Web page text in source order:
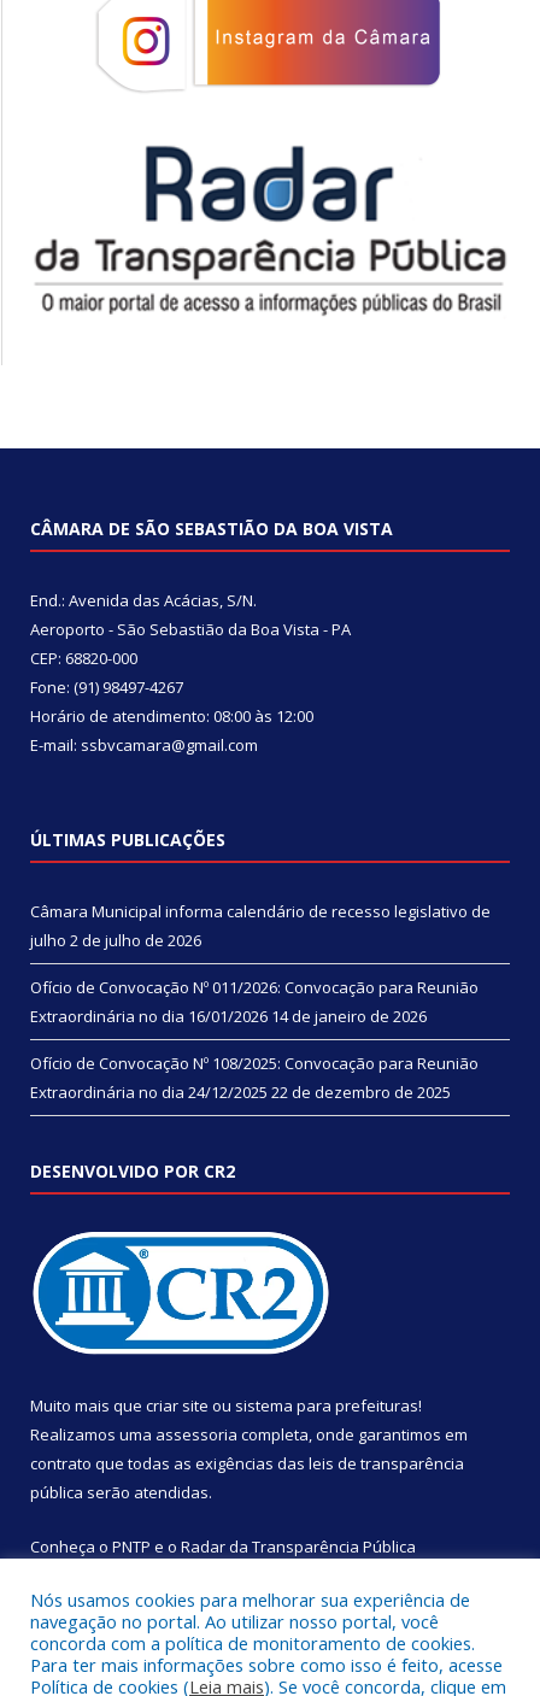
CÂMARA DE SÃO SEBASTIÃO DA BOA VISTA
End.: Avenida das Acácias, S/N.
Aeroporto - São Sebastião da Boa Vista - PA
CEP: 68820-000
Fone: (91) 98497-4267
Horário de atendimento: 08:00 às 12:00
E-mail: ssbvcamara@gmail.com
ÚLTIMAS PUBLICAÇÕES
Câmara Municipal informa calendário de recesso legislativo de
julho 2 de julho de 2026
Ofício de Convocação Nº 011/2026: Convocação para Reunião
Extraordinária no dia 16/01/2026 14 de janeiro de 2026
Ofício de Convocação Nº 108/2025: Convocação para Reunião
Extraordinária no dia 24/12/2025 22 de dezembro de 2025
DESENVOLVIDO POR CR2
Muito mais que criar site ou sistema para prefeituras!
Realizamos uma assessoria completa, onde garantimos em
contrato que todas as exigências das leis de transparência
pública serão atendidas.
Conheça o PNTP e o Radar da Transparência Pública
Todos os direitos reservados a Câmara Municipal de São
Nós usamos cookies para melhorar sua experiência de
navegação no portal. Ao utilizar nosso portal, você
concorda com a política de monitoramento de cookies.
Para ter mais informações sobre como isso é feito, acesse
Política de cookies (Leia mais). Se você concorda, clique em